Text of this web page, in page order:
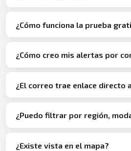
¿Cómo funciona la prueba
¿Cómo creo mis alertas por
¿El correo trae enlace directo
¿Puedo filtrar por región,
¿Existe vista en el mapa?